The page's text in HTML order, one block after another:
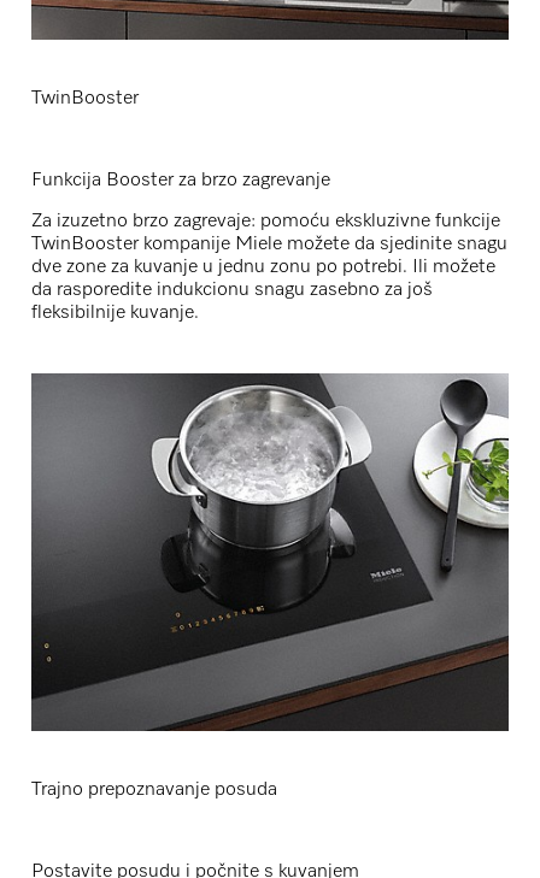
TwinBooster
Funkcija Booster za brzo zagrevanje
Za izuzetno brzo zagrevaje: pomoću ekskluzivne funkcije
TwinBooster kompanije Miele možete da sjedinite snagu
dve zone za kuvanje u jednu zonu po potrebi. Ili možete
da rasporedite indukcionu snagu zasebno za još
fleksibilnije kuvanje.
Trajno prepoznavanje posuda
Postavite posudu i počnite s kuvanjem